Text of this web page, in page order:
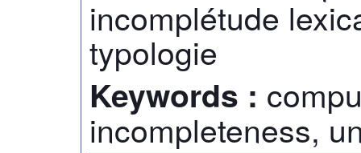
incomplétude
typologie
Keywords :
incompleteness,